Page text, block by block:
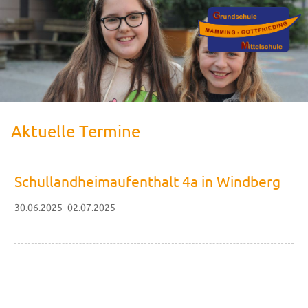
Aktuelle Termine
Schullandheimaufenthalt 4a in Windberg
30.06.2025–02.07.2025